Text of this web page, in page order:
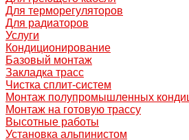
Для терморегуляторов
Для радиаторов
Услуги
Кондиционирование
Базовый монтаж
Закладка трасс
Чистка сплит-систем
Монтаж полупромышленных
Монтаж на готовую трассу
Высотные работы
Установка альпинистом